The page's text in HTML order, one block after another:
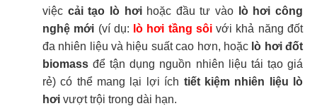
việc cải tạo lò hơihoặc đầu tư vào
lò hơi công
nghệ mới (ví dụ: lò hơi tầng sôivới khả năng đốt
đa nhiên liệu và hiệu suất cao hơn, hoặc lò hơi đốt
biomass để tận dụng nguồn nhiên liệu tái tạo giá
rẻ) có thể mang lại lợi ích tiết kiệm nhiên liệu lò
hơi vượt trội trong dài hạn.